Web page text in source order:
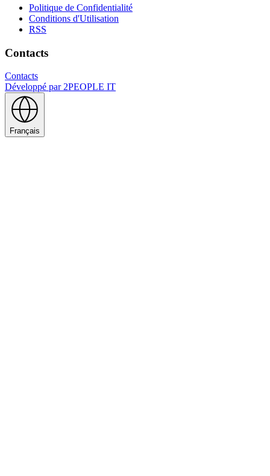
Politique de Confidentialité
Conditions d'Utilisation
RSS
Contacts
Contacts
Développé par2PEOPLE IT
Français